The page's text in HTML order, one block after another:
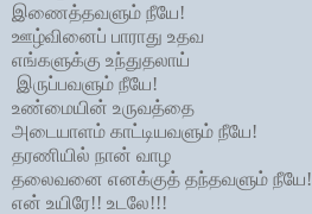
இணைத்தவளும் நீயே!
ஊழ்வினைப் பாராது உதவ
எங்களுக்கு உந்துதலாய்
இருப்பவளும் நீயே!
உண்மையின் உருவத்தை
அடையாளம் காட்டியவளும் நீயே!
தரணியில் நான் வாழ
தலைவனை எனக்குத் தந்தவளும் நீயே!
என் உயிரே!! உடலே!!!